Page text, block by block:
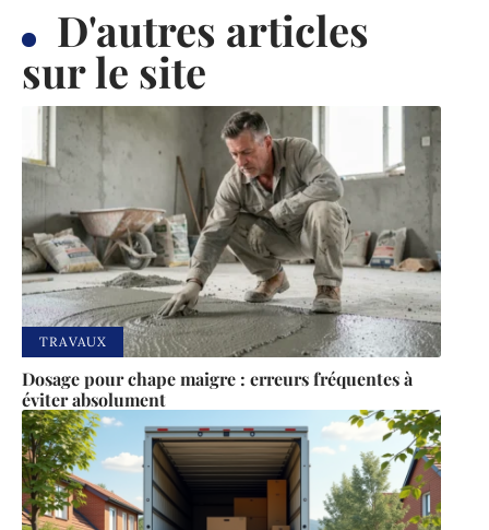
D'autres articles
sur le site
TRAVAUX
Dosage pour chape maigre : erreurs fréquentes à
éviter absolument